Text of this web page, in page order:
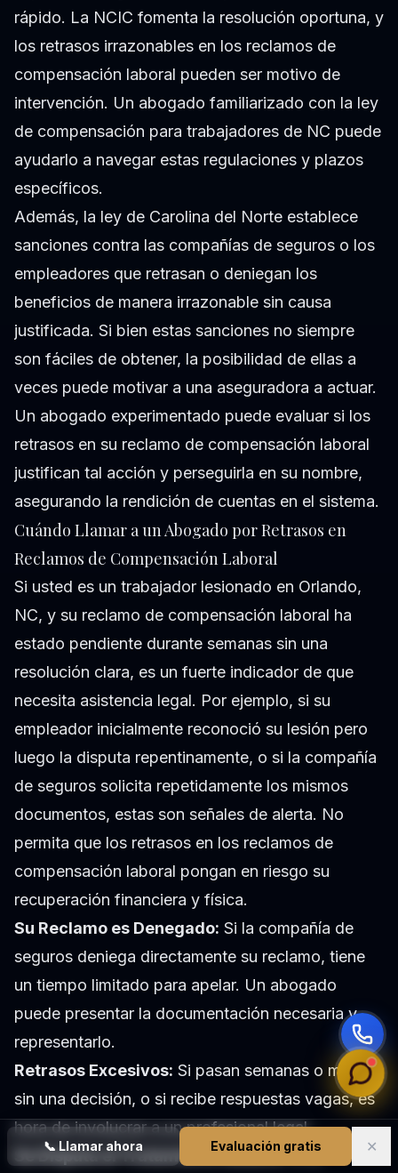
📞 Llamar ahora Evaluación gratis ✕
rápido. La NCIC fomenta la resolución oportuna, y
los retrasos irrazonables en los reclamos de
compensación laboral pueden ser motivo de
intervención. Un abogado familiarizado con la ley
de compensación para trabajadores de NC puede
ayudarlo a navegar estas regulaciones y plazos
específicos.
Además, la ley de Carolina del Norte establece
sanciones contra las compañías de seguros o los
empleadores que retrasan o deniegan los
beneficios de manera irrazonable sin causa
justificada. Si bien estas sanciones no siempre
son fáciles de obtener, la posibilidad de ellas a
veces puede motivar a una aseguradora a actuar.
Un abogado experimentado puede evaluar si los
retrasos en su reclamo de compensación laboral
justifican tal acción y perseguirla en su nombre,
asegurando la rendición de cuentas en el sistema.
Cuándo Llamar a un Abogado por Retrasos en
Reclamos de Compensación Laboral
Si usted es un trabajador lesionado en Orlando,
NC, y su reclamo de compensación laboral ha
estado pendiente durante semanas sin una
resolución clara, es un fuerte indicador de que
necesita asistencia legal. Por ejemplo, si su
empleador inicialmente reconoció su lesión pero
luego la disputa repentinamente, o si la compañía
de seguros solicita repetidamente los mismos
documentos, estas son señales de alerta. No
permita que los retrasos en los reclamos de
compensación laboral pongan en riesgo su
recuperación financiera y física.
Su Reclamo es Denegado: Si la compañía de
seguros deniega directamente su reclamo, tiene
un tiempo limitado para apelar. Un abogado
puede presentar la documentación necesaria y
representarlo.
Retrasos Excesivos: Si pasan semanas o meses
sin una decisión, o si recibe respuestas vagas, es
hora de involucrar a un profesional legal.
Se Disputa el Tratamiento Médico:Si la